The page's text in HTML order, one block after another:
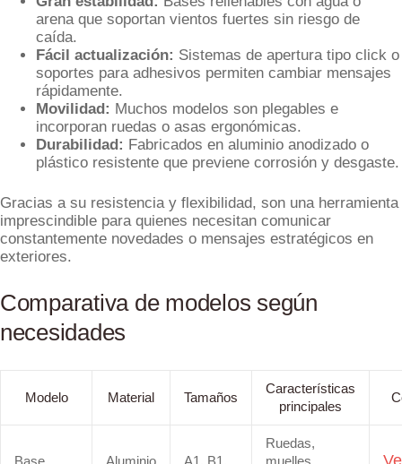
arena que soportan vientos fuertes sin riesgo de
caída.
Fácil actualización: Sistemas de apertura tipo click o
soportes para adhesivos permiten cambiar mensajes
rápidamente.
Movilidad: Muchos modelos son plegables e
incorporan ruedas o asas ergonómicas.
Durabilidad: Fabricados en aluminio anodizado o
plástico resistente que previene corrosión y desgaste.
Gracias a su resistencia y flexibilidad, son una herramienta
imprescindible para quienes necesitan comunicar
constantemente novedades o mensajes estratégicos en
exteriores.
Comparativa de modelos según
necesidades
Modelo Material Tamaños
Características
principales
Base
Aluminio
A1, B1,
Ruedas,
muelles